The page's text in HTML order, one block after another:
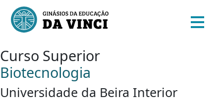
Curso Superior
Biotecnologia
Universidade da Beira Interior